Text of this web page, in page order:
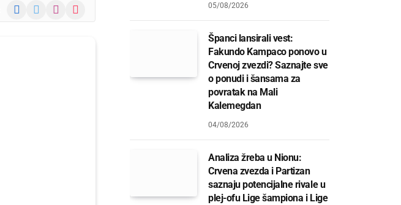
Facebook Instagram
TikTok 05/08/2026
Španci lansirali vest:
Fakundo Kampaco ponovo u
Crvenoj zvezdi? Saznajte sve
o ponudi i šansama za
povratak na Mali
Kalemegdan
04/08/2026
Analiza žreba u Nionu:
Crvena zvezda i Partizan
saznaju potencijalne rivale u
plej-ofu Lige šampiona i Lige